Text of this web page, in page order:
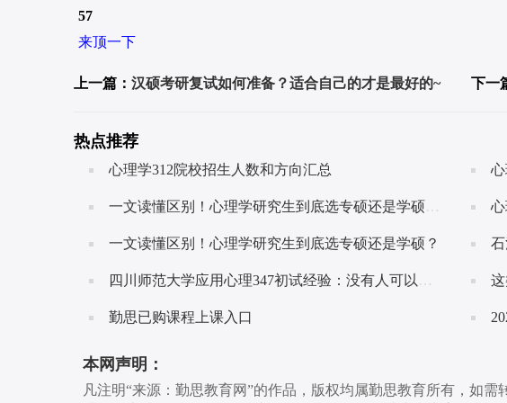
57
来顶一下
上一篇： 汉硕考研复试如何准备？适合自己的才是最好的~ 下一
热点推荐
心理学312院校招生人数和方向汇总
一文读懂区别！心理学研究生到底选专硕还是学硕呢？
一文读懂区别！心理学研究生到底选专硕还是学硕？ 石
四川师范大学应用心理347初试经验：没有人可以随随便便成功！
勤思已购课程上课入口
本网声明：
凡注明“来源：勤思教育网”的作品，版权均属勤思教育所有，如